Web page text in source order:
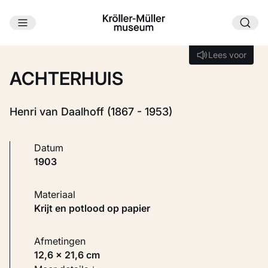
Ga naar hoofdinhoud
Lees voor
Lees voor
ACHTERHUIS
Henri van Daalhoff (1867 - 1953)
Datum
1903
Materiaal
Krijt en potlood op papier
Afmetingen
12,6 × 21,6 cm